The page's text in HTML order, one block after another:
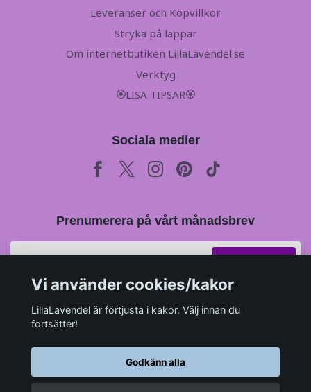
Leveranser och Köpvillkor
Stryka på lappar
Om internetbutiken LillaLavendel.se
Verktyg
🏵LISA TIPSAR🏵
Sociala medier
Prenumerera på vårt månadsbrev
Vi använder cookies/kakor
LillaLavendel är förtjusta i kakor. Välj innan du
fortsätter!
Godkänn alla